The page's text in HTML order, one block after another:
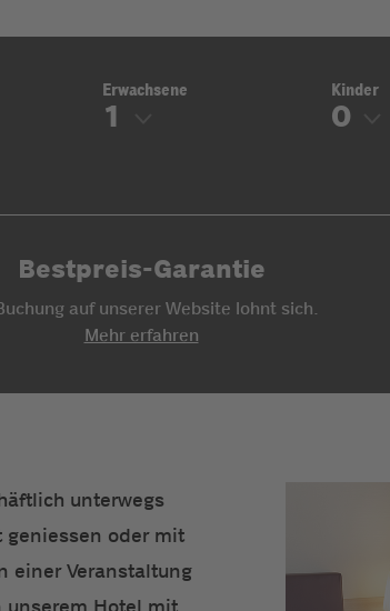
Erwachsene Kinder
Bestpreis-Garantie
auf unserer Website lohnt sich.
Mehr erfahren
unterwegs
geniessen oder mit
einer Veranstaltung